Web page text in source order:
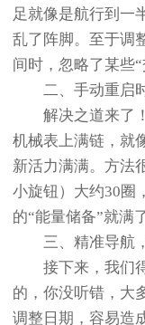
足就像是航行到一
乱了阵脚。至于调
间时，忽略了某些“
二、手动重启
解决之道来了！
机械表上满链，就
新活力满满。方法
小旋钮）大约30圈
的“能量储备”就满
三、精准导航，
接下来，我们得
的，你没听错，大
调整日期，容易造